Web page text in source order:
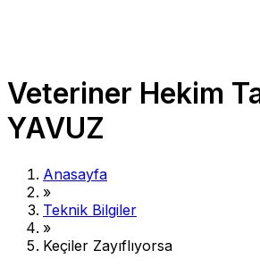
Veteriner Hekim
YAVUZ
Anasayfa
»
Teknik Bilgiler
»
Keçiler Zayıflıyorsa